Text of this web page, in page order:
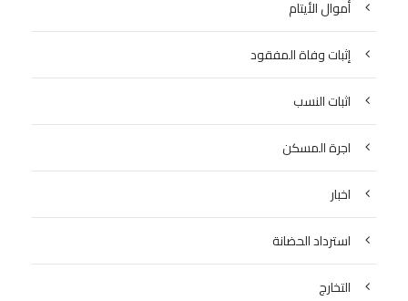
أموال الأيتام
إثبات وفاة المفقود
اثبات النسب
اجرة المسكن
اخبار
استرداد الحضانة
التخارج